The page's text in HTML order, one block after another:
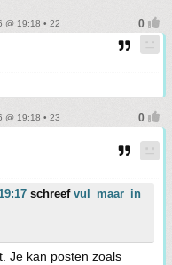
@ 19:18 • 22
@ 19:18 • 23
schreef vul_maar_in
Je kan posten zoals